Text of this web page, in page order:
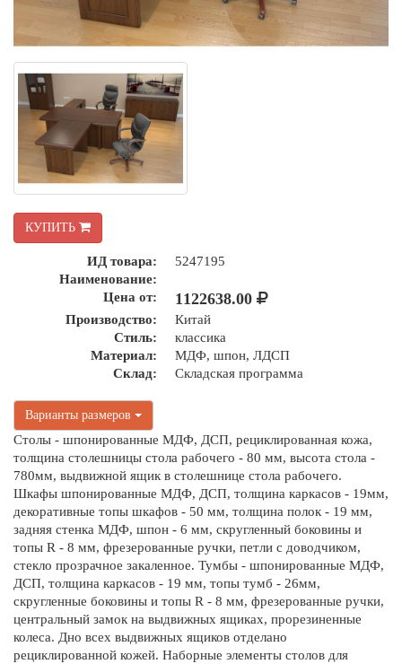
КУПИТЬ
ИД товара:
5247195
Наименование:
Цена от:
1122638.00
Производство:
Китай
Стиль:
классика
Материал:
МДФ, шпон, ЛДСП
Склад:
Складская программа
Варианты размеров
Столы - шпонированные МДФ, ДСП, рециклированная кожа,
толщина столешницы стола рабочего - 80 мм, высота стола -
780мм, выдвижной ящик в столешнице стола рабочего.
Шкафы шпонированные МДФ, ДСП, толщина каркасов - 19мм,
декоративные топы шкафов - 50 мм, толщина полок - 19 мм,
задняя стенка МДФ, шпон - 6 мм, скругленный боковины и
топы R - 8 мм, фрезерованные ручки, петли с доводчиком,
стекло прозрачное закаленное. Тумбы - шпонированные МДФ,
ДСП, толщина каркасов - 19 мм, топы тумб - 26мм,
скругленные боковины и топы R - 8 мм, фрезерованные ручки,
центральный замок на выдвижных ящиках, прорезиненные
колеса. Дно всех выдвижных ящиков отделано
рециклированной кожей. Наборные элементы столов для